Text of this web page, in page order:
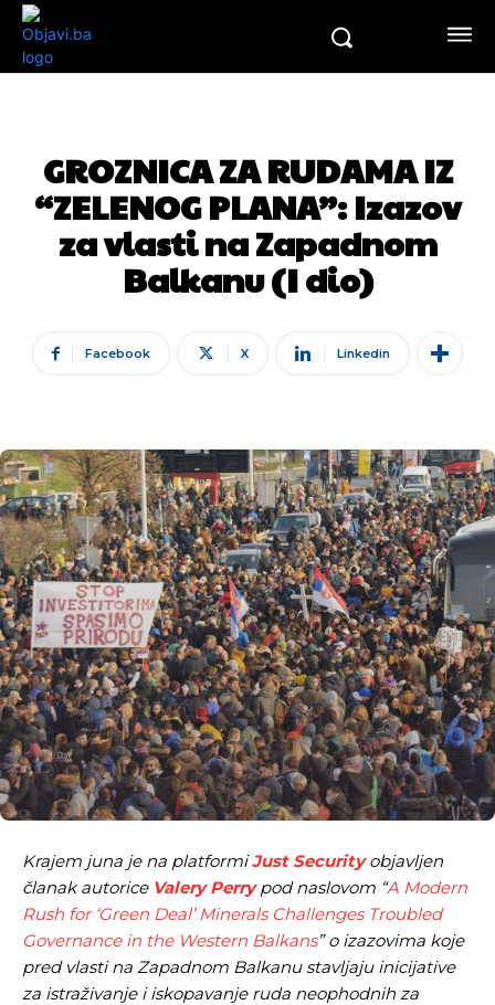
GROZNICA ZA RUDAMA IZ
“ZELENOG PLANA”: Izazov
za vlasti na Zapadnom
Balkanu (I dio)
Facebook X Linkedin
Krajem juna je na platformiJust Securityobjavljen
članak autorice Valery Perrypod naslovom “A Modern
Rush for ‘Green Deal’ Minerals Challenges Troubled
Governance in the Western Balkans” o izazovima koje
pred vlasti na Zapadnom Balkanu stavljaju inicijative
za istraživanje i iskopavanje ruda neophodnih za